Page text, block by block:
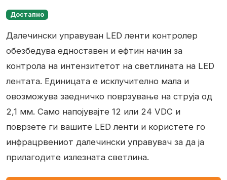
Достапно
Далечински управуван LED ленти контролер
обезбедува едноставен и ефтин начин за
контрола на интензитетот на светлината на LED
лентата. Единицата е исклучително мала и
овозможува заедничко поврзување на струја од
2,1 мм. Само напојувајте 12 или 24 VDC и
поврзете ги вашите LED ленти и користете го
инфрацрвениот далечински управувач за да ја
прилагодите излезната светлина.